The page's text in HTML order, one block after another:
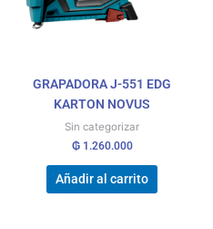
GRAPADORA J-551 EDG
KARTON NOVUS
Sin categorizar
₲1.260.000
Añadir al carrito